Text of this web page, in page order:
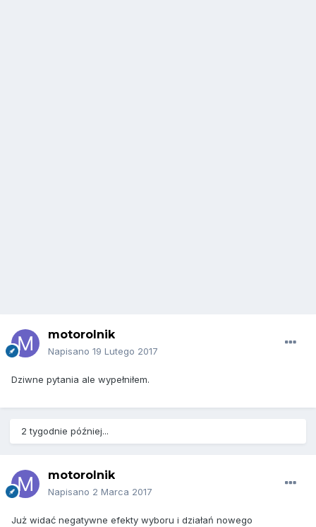
motorolnik
Napisano 19 Lutego 2017
Dziwne pytania ale wypełniłem.
2 tygodnie później...
motorolnik
Napisano 2 Marca 2017
Już widać negatywne efekty wyboru i działań nowego